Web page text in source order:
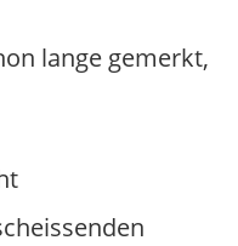
lange gemerkt,